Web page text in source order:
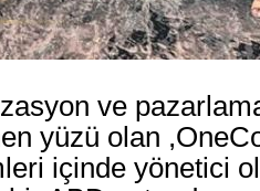
ve
yüzü olan
içinde yönetici